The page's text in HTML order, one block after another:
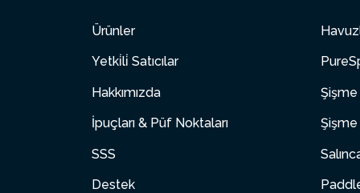
Ürünler
Yetki̇li̇ Satıcılar
Hakkımızda
İpuçları & Püf Noktaları
SSS
Destek